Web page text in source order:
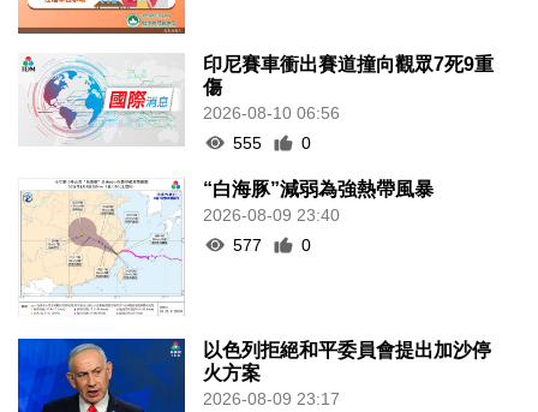
印尼賽車衝出賽道撞向觀眾7死9重
傷
2026-08-10 06:56
555
0
“白海豚”減弱為強熱帶風暴
2026-08-09 23:40
577
0
以色列拒絕和平委員會提出加沙停
火方案
2026-08-09 23:17